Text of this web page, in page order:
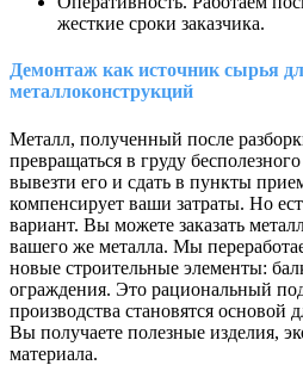
жесткие сроки заказчика.
Демонтаж как источник сырья
металлоконструкций
Металл, полученный после
превращаться в груду
вывезти его и сдать в пункты
компенсирует ваши затраты. Но
вариант. Вы можете заказать
вашего же металла. Мы
новые строительные элементы:
ограждения. Это рациональный
производства становятся основой
Вы получаете полезные изделия,
материала.